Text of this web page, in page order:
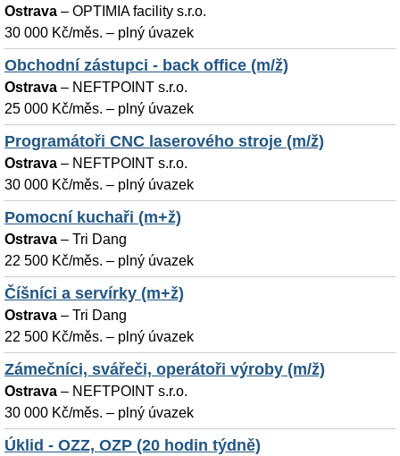
Ostrava – OPTIMIA facility s.r.o.
30 000 Kč/měs. – plný úvazek
Obchodní zástupci - back office (m/ž)
Ostrava – NEFTPOINT s.r.o.
25 000 Kč/měs. – plný úvazek
Programátoři CNC laserového stroje (m/ž)
Ostrava – NEFTPOINT s.r.o.
30 000 Kč/měs. – plný úvazek
Pomocní kuchaři (m+ž)
Ostrava – Tri Dang
22 500 Kč/měs. – plný úvazek
Číšníci a servírky (m+ž)
Ostrava – Tri Dang
22 500 Kč/měs. – plný úvazek
Zámečníci, svářeči, operátoři výroby (m/ž)
Ostrava – NEFTPOINT s.r.o.
30 000 Kč/měs. – plný úvazek
Úklid - OZZ, OZP (20 hodin týdně)